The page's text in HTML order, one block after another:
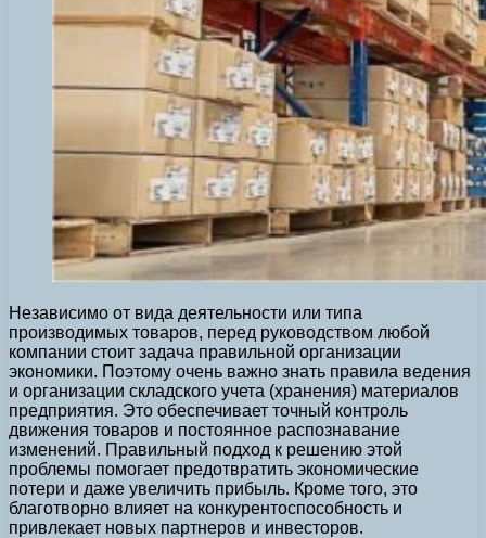
Независимо от вида деятельности или типа
производимых товаров, перед руководством любой
компании стоит задача правильной организации
экономики. Поэтому очень важно знать правила ведения
и организации складского учета (хранения) материалов
предприятия. Это обеспечивает точный контроль
движения товаров и постоянное распознавание
изменений. Правильный подход к решению этой
проблемы помогает предотвратить экономические
потери и даже увеличить прибыль. Кроме того, это
благотворно влияет на конкурентоспособность и
привлекает новых партнеров и инвесторов.